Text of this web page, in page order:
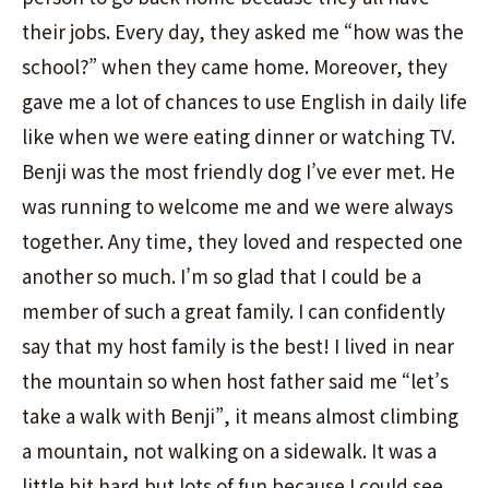
their jobs. Every day, they asked me “how was the
school?” when they came home. Moreover, they
gave me a lot of chances to use English in daily life
like when we were eating dinner or watching TV.
Benji was the most friendly dog I’ve ever met. He
was running to welcome me and we were always
together. Any time, they loved and respected one
another so much. I’m so glad that I could be a
member of such a great family. I can confidently
say that my host family is the best! I lived in near
the mountain so when host father said me “let’s
take a walk with Benji”, it means almost climbing
a mountain, not walking on a sidewalk. It was a